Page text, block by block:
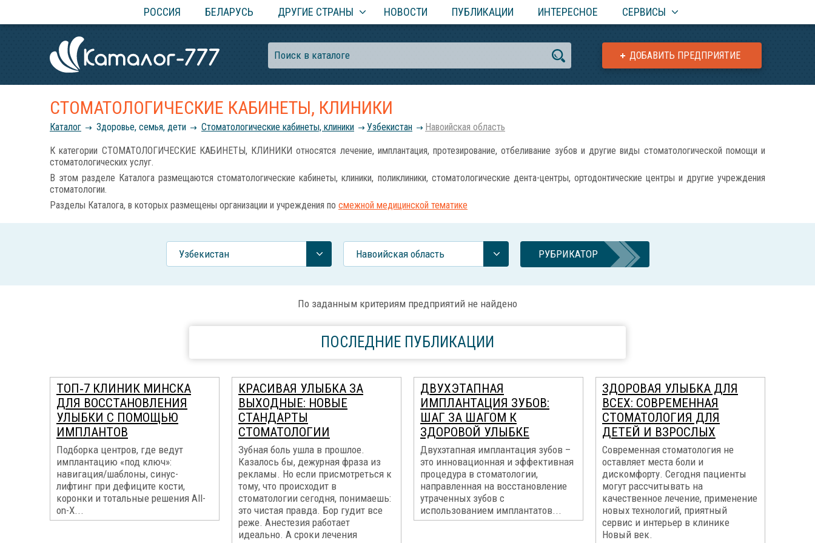
РОССИЯ БЕЛАРУСЬ ДРУГИЕ СТРАНЫ НОВОСТИ ПУБЛИКАЦИИ ИНТЕРЕСНОЕ СЕРВИСЫ
ДОБАВИТЬ ПРЕДПРИЯТИЕ
СТОМАТОЛОГИЧЕСКИЕ КАБИНЕТЫ, КЛИНИКИ
Каталог Здоровье, семья, дети Стоматологические кабинеты, клиники Узбекистан Навоийская область
К категории СТОМАТОЛОГИЧЕСКИЕ КАБИНЕТЫ, КЛИНИКИ относятся лечение, имплантация, протезирование, отбеливание зубов и другие виды стоматологической помощи и
стоматологических услуг.
В этом разделе Каталога размещаются стоматологические кабинеты, клиники, поликлиники, стоматологические дента-центры, ортодонтические центры и другие учреждения
стоматологии.
Разделы Каталога, в которых размещены организации и учреждения по смежной медицинской тематике
Узбекистан Навоийская область РУБРИКАТОР
По заданным критериям предприятий не найдено
ПОСЛЕДНИЕ ПУБЛИКАЦИИ
ТОП‑7 КЛИНИК МИНСКА
ДЛЯ ВОССТАНОВЛЕНИЯ
УЛЫБКИ С ПОМОЩЬЮ
ИМПЛАНТОВ
Подборка центров, где ведут
имплантацию «под ключ»:
навигация/шаблоны, синус-
лифтинг при дефиците кости,
коронки и тотальные решения All-
on-X...
КРАСИВАЯ УЛЫБКА ЗА
ВЫХОДНЫЕ: НОВЫЕ
СТАНДАРТЫ
СТОМАТОЛОГИИ
Зубная боль ушла в прошлое.
Казалось бы, дежурная фраза из
рекламы. Но если присмотреться к
тому, что происходит в
стоматологии сегодня, понимаешь:
это чистая правда. Бор гудит все
реже. Анестезия работает
идеально. А сроки лечения
ДВУХЭТАПНАЯ
ИМПЛАНТАЦИЯ ЗУБОВ:
ШАГ ЗА ШАГОМ К
ЗДОРОВОЙ УЛЫБКЕ
Двухэтапная имплантация зубов –
это инновационная и эффективная
процедура в стоматологии,
направленная на восстановление
утраченных зубов с
использованием имплантатов...
ЗДОРОВАЯ УЛЫБКА ДЛЯ
ВСЕХ: СОВРЕМЕННАЯ
СТОМАТОЛОГИЯ ДЛЯ
ДЕТЕЙ И ВЗРОСЛЫХ
Современная стоматология не
оставляет места боли и
дискомфорту. Сегодня пациенты
могут рассчитывать на
качественное лечение, применение
новых технологий, приятный
сервис и интерьер в клинике
Новый век.